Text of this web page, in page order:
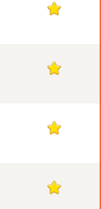
1
1
1
1